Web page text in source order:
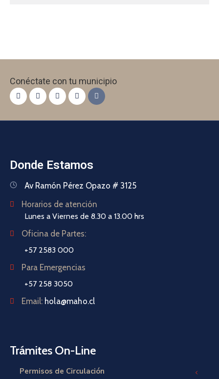
Conéctate con tu municipio
Donde Estamos
Av Ramón Pérez Opazo # 3125
Horarios de atención
Lunes a Viernes de 8.30 a 13.00 hrs
Oficina de Partes:
+57 2583 000
Para Emergencias
+57 258 3050
Email: hola@maho.cl
Trámites On-Line
Permisos de Circulación